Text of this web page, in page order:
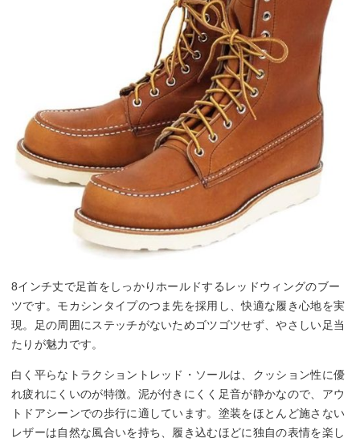
8インチ丈で足首をしっかりホールドするレッドウィングのブー
ツです。モカシンタイプのつま先を採用し、快適な履き心地を実
現。足の周囲にステッチがないためゴツゴツせず、やさしい足当
たりが魅力です。
白く平らなトラクショントレッド・ソールは、クッション性に優
れ疲れにくいのが特徴。泥が付きにくく足音が静かなので、アウ
トドアシーンでの歩行に適しています。塗装をほとんど施さない
レザーは自然な風合いを持ち、履き込むほどに独自の表情を楽し